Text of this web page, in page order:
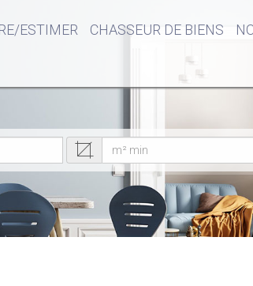
ESTIMER CHASSEUR DE BIENS